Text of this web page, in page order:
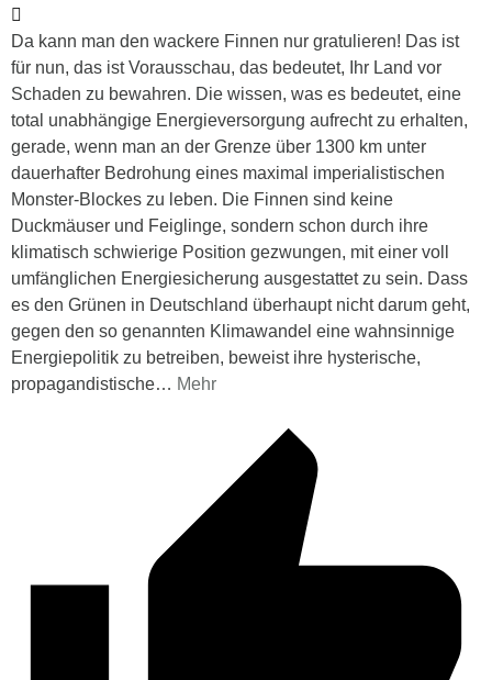
Da kann man den wackere Finnen nur gratulieren! Das ist
für nun, das ist Vorausschau, das bedeutet, Ihr Land vor
Schaden zu bewahren. Die wissen, was es bedeutet, eine
total unabhängige Energieversorgung aufrecht zu erhalten,
gerade, wenn man an der Grenze über 1300 km unter
dauerhafter Bedrohung eines maximal imperialistischen
Monster-Blockes zu leben. Die Finnen sind keine
Duckmäuser und Feiglinge, sondern schon durch ihre
klimatisch schwierige Position gezwungen, mit einer voll
umfänglichen Energiesicherung ausgestattet zu sein. Dass
es den Grünen in Deutschland überhaupt nicht darum geht,
gegen den so genannten Klimawandel eine wahnsinnige
Energiepolitik zu betreiben, beweist ihre hysterische,
propagandistische… Mehr